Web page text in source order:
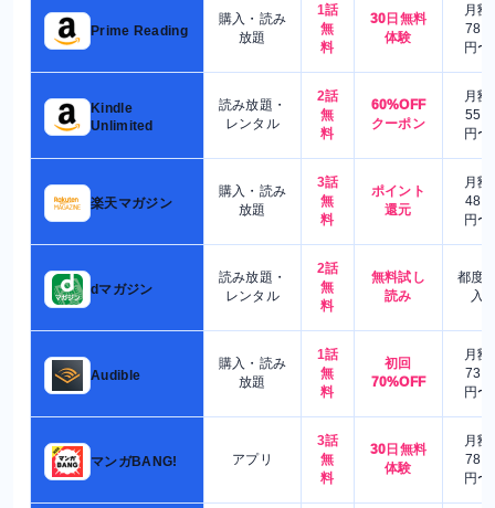
Prime Reading
購入・読み
放題
1話
無
料
30日無料
体験
月額
780
円〜
Kindle
Unlimited
読み放題・
レンタル
2話
無
料
60%OFF
クーポン
月額
550
円〜
楽天マガジン
購入・読み
放題
3話
無
料
ポイント
還元
月額
480
円〜
dマガジン
読み放題・
レンタル
2話
無
料
無料試し
読み
都度
入
Audible
購入・読み
放題
1話
無
料
初回
70%OFF
月額
730
円〜
マンガBANG! アプリ
3話
無
料
30日無料
体験
月額
780
円〜